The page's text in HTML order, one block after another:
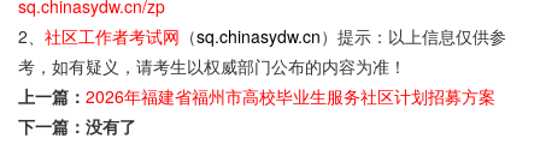
sq.chinasydw.cn/zp
2、 社区工作者考试网 （sq.chinasydw.cn）提示：以上信息仅供参
考，如有疑义，请考生以权威部门公布的内容为准！
上一篇： 2026年福建省福州市高校毕业生服务社区计划招募方案
下一篇：没有了